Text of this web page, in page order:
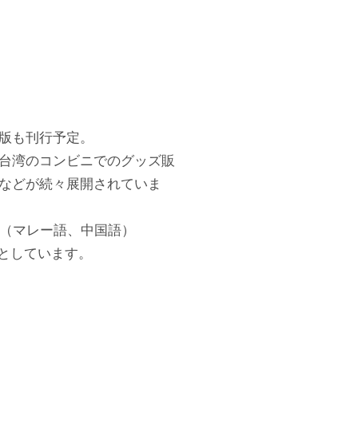
も刊行予定。
湾のコンビニでのグッズ販
どが続々展開されていま
マレー語、中国語）
ています。